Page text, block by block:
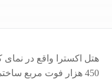
هتل اکسترا واقع در نمای
450 هزار فوت مربع